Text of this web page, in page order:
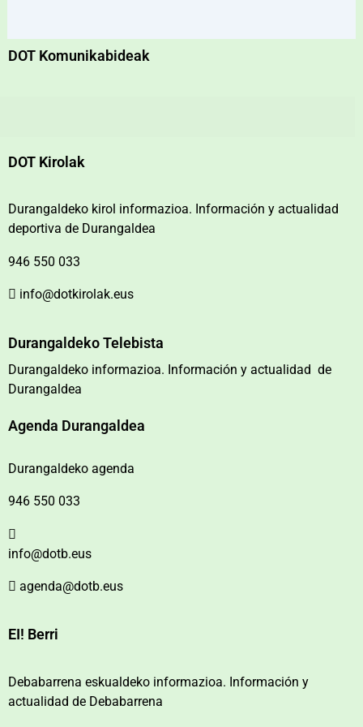
DOT Komunikabideak
DOT Kirolak
Durangaldeko kirol informazioa. Información y actualidad
deportiva de Durangaldea
946 550 033
info@dotkirolak.eus
Durangaldeko Telebista
Durangaldeko informazioa. Información y actualidad de
Durangaldea
Agenda Durangaldea
Durangaldeko agenda
946 550 033
info@dotb.eus
agenda@dotb.eus
EI! Berri
Debabarrena eskualdeko informazioa. Información y
actualidad de Debabarrena